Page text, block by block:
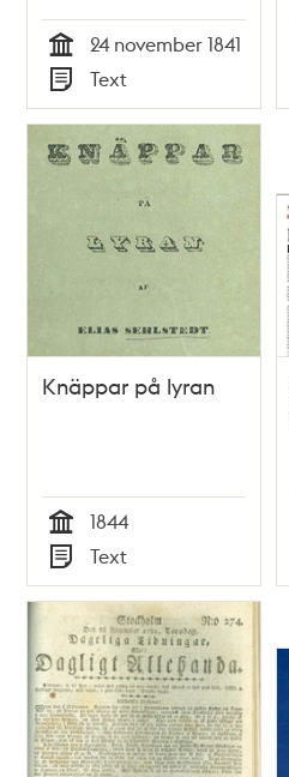
och Rörstrandsviken
samt kanalen ut till
Carlbergsviken
numera blifvit
fullbordadt...Stockholm
den 24 november
Tid
24 november 1841
Typ
Text
Knäppar på lyran
Tid
1844
Typ
Text